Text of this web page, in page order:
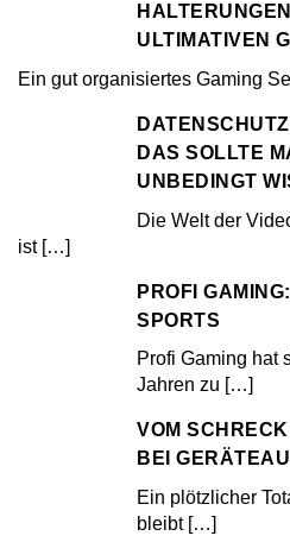
ULTIMATIVEN
Ein gut organisiertes Gaming
DAS SOLLTE
UNBEDINGT
Die Welt der
ist […]
PROFI
SPORTS
Profi Gaming hat
Jahren zu […]
VOM
BEI
Ein plötzlicher
bleibt […]